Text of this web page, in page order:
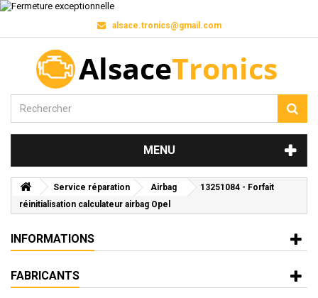
alsace.tronics@gmail.com
MENU
Service réparation Airbag
13251084 - Forfait
réinitialisation calculateur airbag Opel
INFORMATIONS
FABRICANTS